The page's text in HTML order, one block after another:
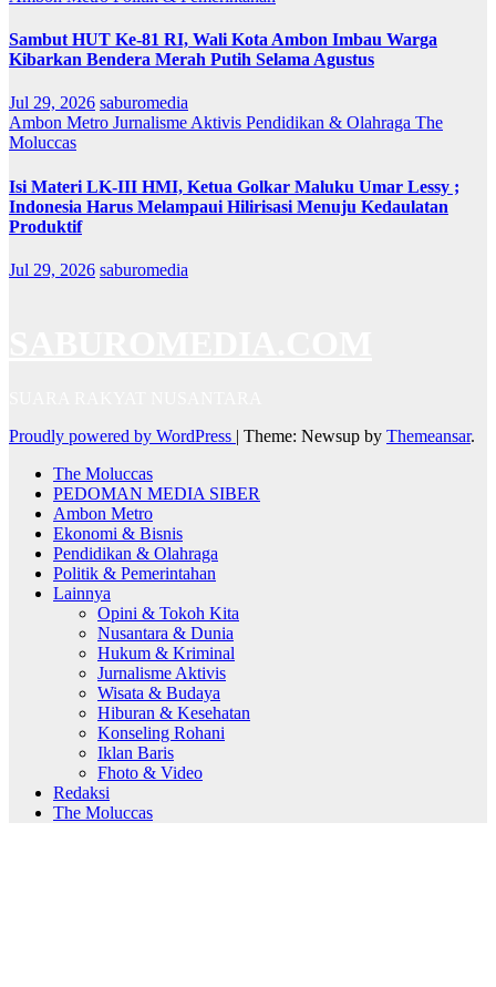
Sambut HUT Ke-81 RI, Wali Kota Ambon Imbau Warga
Kibarkan Bendera Merah Putih Selama Agustus
Jul 29, 2026 saburomedia
Ambon Metro Jurnalisme Aktivis Pendidikan & Olahraga The
Moluccas
Isi Materi LK-III HMI, Ketua Golkar Maluku Umar Lessy ;
Indonesia Harus Melampaui Hilirisasi Menuju Kedaulatan
Produktif
Jul 29, 2026 saburomedia
Proudly powered by WordPress | Theme: Newsup by Themeansar.
The Moluccas
PEDOMAN MEDIA SIBER
Ambon Metro
Ekonomi & Bisnis
Pendidikan & Olahraga
Politik & Pemerintahan
Lainnya
Opini & Tokoh Kita
Nusantara & Dunia
Hukum & Kriminal
Jurnalisme Aktivis
Wisata & Budaya
Hiburan & Kesehatan
Konseling Rohani
Iklan Baris
Fhoto & Video
Redaksi
The Moluccas